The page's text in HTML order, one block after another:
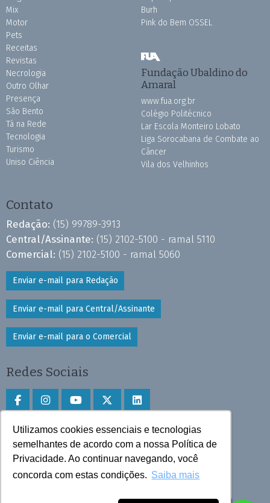
Utilizamos cookies essenciais e tecnologias
semelhantes de acordo com a nossa Política de
Privacidade. Ao continuar navegando, você
concorda com estas condições. Saiba mais
Mix
Motor
Pets
Receitas
Revistas
Necrologia
Outro Olhar
Presença
São Bento
Tá na Rede
Tecnologia
Turismo
Uniso Ciência
Burh
Pink do Bem OSSEL
Fundação Ubaldino do
Amaral
www.fua.org.br
Colégio Politécnico
Lar Escola Monteiro Lobato
Liga Sorocabana de Combate ao
Câncer
Vila dos Velhinhos
Contato
Redação: (15) 99789-3913
Central/Assinante: (15) 2102-5100 - ramal 5110
Comercial: (15) 2102-5100 - ramal 5060
Enviar e-mail para Redação
Enviar e-mail para Central/Assinante
Enviar e-mail para o Comercial
Redes Sociais
Faça download do aplicativo
Play Store e App Store